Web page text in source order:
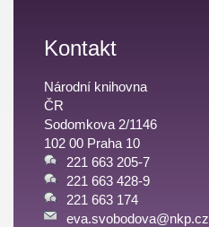
Kontakt
Národní knihovna
ČR
Sodomkova 2/1146
102 00 Praha 10
221 663 205-7
221 663 428-9
221 663 174
eva.svobodova@nkp.cz